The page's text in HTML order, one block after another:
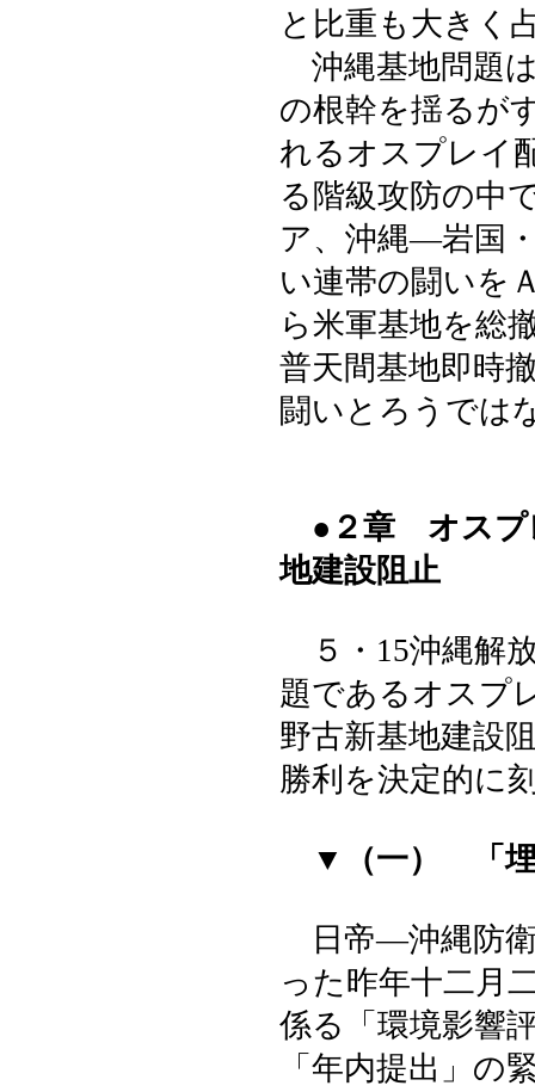
と比重も大きく
沖縄基地問題
の根幹を揺るが
れるオスプレイ
る階級攻防の中
ア、沖縄―岩国
い連帯の闘いを
ら米軍基地を
普天間基地即時
闘いとろうでは
●２章 オスプ
地建設阻止
５・15沖縄解
題であるオスプ
野古新基地建設
勝利を決定的に
▼（一） 「埋
日帝―沖縄防衛
った昨年十二月
係る「環境影響
「年内提出」の